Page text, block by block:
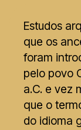
Estudos
que os
foram
pelo povo
a.C. e vez
que o
do idioma